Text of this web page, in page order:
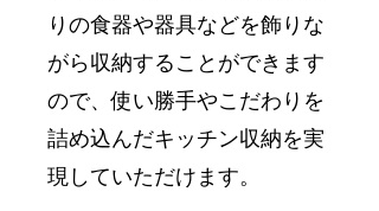
りの食器や器具などを飾りな
がら収納することができます
ので、使い勝手やこだわりを
詰め込んだキッチン収納を実
現していただけます。